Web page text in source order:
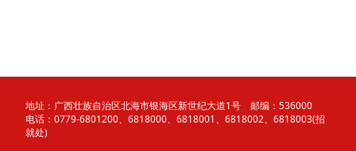
地址：广西壮族自治区北海市银海区新世纪大道1号 邮编：536000
电话：0779-6801200、6818000、6818001、6818002、6818003(招
就处)